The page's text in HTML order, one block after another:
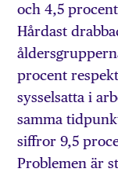
och 4,5
Hårdast
procent
sysselsatta i
samma
siffror 9,5
Problemen är